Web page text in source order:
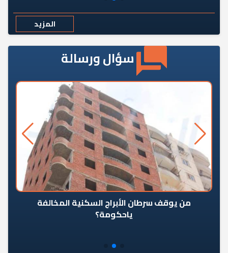
المزيد
سؤال ورسالة
من يوقف سرطان الأبراج السكنية المخالفة
ياحكومة؟